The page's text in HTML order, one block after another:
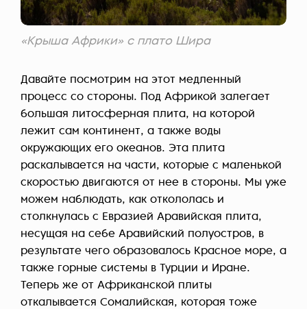
«Крыша Африки» с плато Шира
Давайте посмотрим на этот медленный
процесс со стороны. Под Африкой залегает
большая литосферная плита, на которой
лежит сам континент, а также воды
окружающих его океанов. Эта плита
раскалывается на части, которые с маленькой
скоростью двигаются от нее в стороны. Мы уже
можем наблюдать, как откололась и
столкнулась с Евразией Аравийская плита,
несущая на себе Аравийский полуостров, в
результате чего образовалось Красное море, а
также горные системы в Турции и Иране.
Теперь же от Африканской плиты
откалывается Сомалийская, которая тоже